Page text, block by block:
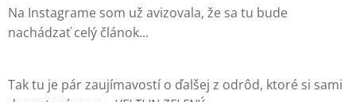
Na Instagrame som už avizovala, že sa tu bude
nachádzať celý článok...
Tak tu je pár zaujímavostí o ďalšej z odrôd, ktoré si sami